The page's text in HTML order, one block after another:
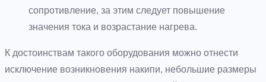
сопротивление, за этим следует повышение
значения тока и возрастание нагрева.
К достоинствам такого оборудования можно отнести
исключение возникновения накипи, небольшие размеры